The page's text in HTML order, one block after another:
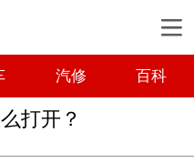
汽修 百科
打开？